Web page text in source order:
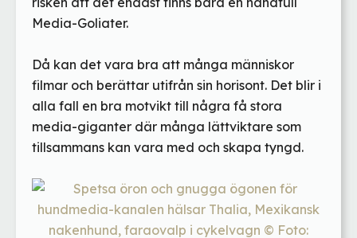
Media-Goliater.
Då kan det vara bra att många människor
filmar och berättar utifrån sin horisont. Det blir i
alla fall en bra motvikt till några få stora
media-giganter där många lättviktare som
tillsammans kan vara med och skapa tyngd.